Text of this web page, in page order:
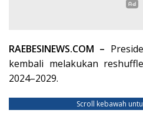
RAEBESINEWS.COM –
kembali melakukan
2024–2029.
Scroll kebawah